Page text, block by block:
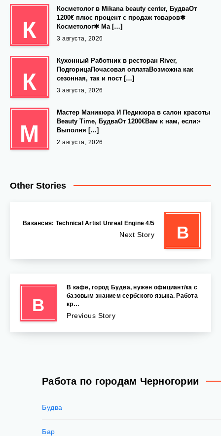
К
Косметолог в Mikana beauty center, БудваОт
1200€ плюс процент с продаж товаров✱
Косметолог✱ Ма […]
3 августа, 2026
К
Кухонный Работник в ресторан River,
ПодгорицаПочасовая оплатаВозможна как
сезонная, так и пост […]
3 августа, 2026
М
Мастер Маникюра И Педикюра в салон красоты
Beauty Time, БудваОт 1200€Вам к нам, если:•
Выполня […]
2 августа, 2026
Other Stories
В
Вакансия: Technical Artist Unreal Engine 4/5
Next Story
В
В кафе, город Будва, нужен официант/ка с
базовым знанием сербского языка. Работа
кр…
Previous Story
Работа по городам Черногории
Будва
Бар